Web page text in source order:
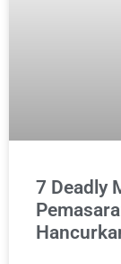
7 Deadly